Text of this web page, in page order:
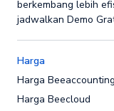
berkembang lebih
jadwalkan Demo
Harga
Harga Beeaccounting
Harga Beecloud